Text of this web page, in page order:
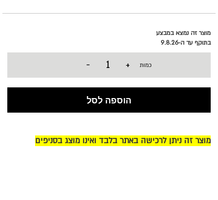
מוצר זה נמצא במבצע
בתוקף עד ה-9.8.26
כמות +
-
הוספה לסל
מוצר זה ניתן לרכישה באתר בלבד ואינו מוצג בסניפים